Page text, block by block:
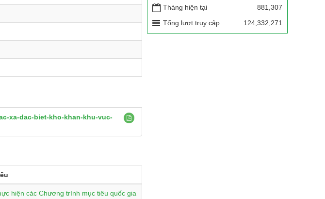
xa-dac-biet-kho-khan-khu-vuc-
hiện các Chương trình mục tiêu quốc gia
Tháng hiện tại
881,307
Tổng lượt truy cập
124,332,271